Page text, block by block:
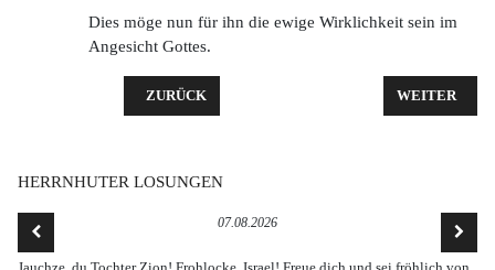
Dies möge nun für ihn die ewige Wirklichkeit sein im
Angesicht Gottes.
VORHERIGER BEITRAG: PREMIERE DER
ZURÜCK NÄCHSTER
WEITER
HERRNHUTER LOSUNGEN
07.08.2026